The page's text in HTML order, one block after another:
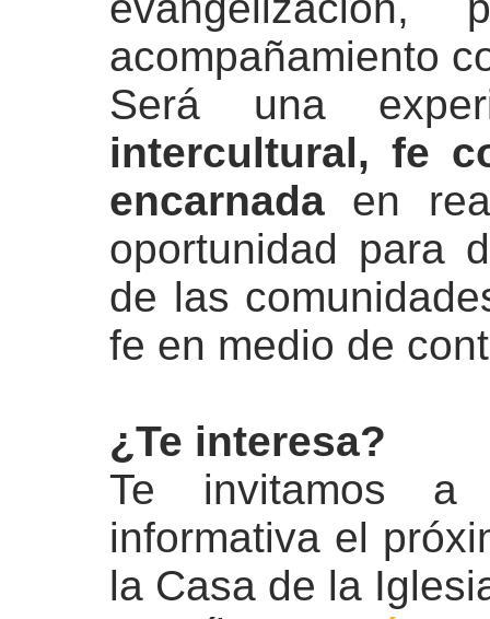
acompañamiento
Será una
intercultural, fe
encarnada en
oportunidad para
de las
fe en medio de
¿Te interesa?
Te invitamos a
informativa el
la Casa de la